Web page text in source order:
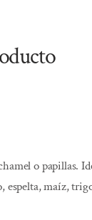
o papillas.
espelta, maíz,